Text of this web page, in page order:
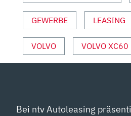
AUTOPHORIE“
VON
ANZEIGEN
GEWERBE LEASING
VOLVO VOLVO XC60
Bei ntv Autoleasing